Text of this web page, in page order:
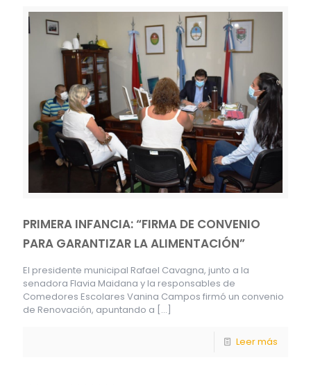
PRIMERA INFANCIA: “FIRMA DE CONVENIO
PARA GARANTIZAR LA ALIMENTACIÓN”
El presidente municipal Rafael Cavagna, junto a la
senadora Flavia Maidana y la responsables de
Comedores Escolares Vanina Campos firmó un convenio
de Renovación, apuntando a […]
Leer más